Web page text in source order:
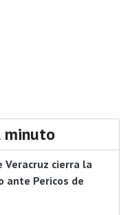
minuto
Veracruz cierra la
ante Pericos de